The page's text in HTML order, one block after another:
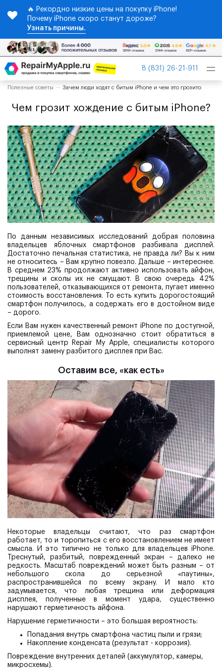
🔥 Рекордно низкие цены на покупку iPhone!
Почему iPhone скоро станут дороже?
Узнать причины.
8 (831) 26-21-911
Полезные советы Зачем люди ходят с битым iPhone и чем это грозито
Чем грозит хождение с битым iPhone?
По данным независимых исследований добрая половина
владельцев яблочных смартфонов разбивала дисплей.
Достаточно печальная статистика, не правда ли? Вы к ним
не относитесь – Вам крупно повезло. Дальше – интереснее.
В среднем 23% продолжают активно использовать айфон,
трещины и сколы их не смущают. В свою очередь 42%
пользователей, отказывающихся от ремонта, пугает именно
стоимость восстановления. То есть купить дорогостоящий
смартфон получилось, а содержать его в достойном виде
– дорого.
Если Вам нужен качественный ремонт iPhone по доступной,
приемлемой цене, Вам однозначно стоит обратиться в
сервисный центр Repair My Apple, специалисты которого
выполнят замену разбитого дисплея при Вас.
Оставим все, «как есть»
Некоторые владельцы считают, что раз смартфон
работает, то и торопиться с его восстановлением не имеет
смысла. И это типично не только для владельцев iPhone.
Треснутый, разбитый, поврежденный экран – далеко не
редкость. Масштаб повреждений может быть разным – от
небольшого скола до серьезной «паутины»,
распространившейся по всему экрану. И мало кто
задумывается, что любая трещина или деформация
дисплея, полученные в момент удара, существенно
нарушают герметичность айфона.
Нарушение герметичности – это большая вероятность:
Попадания внутрь смартфона частиц пыли и грязи;
Накопление конденсата (результат - коррозия).
Повреждение внутренних деталей (аккумулятор, камеры,
микросхемы).